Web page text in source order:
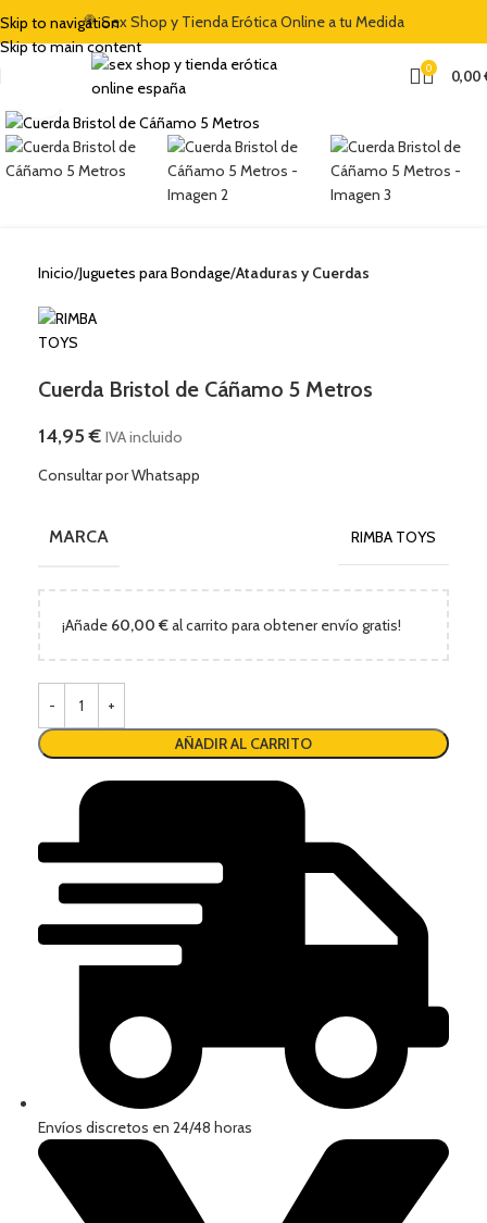
Skip to navigation
Skip to main content
🍭 Sex Shop y Tienda Erótica Online a tu Medida
0 0,00
Clic para ampliar
Inicio Juguetes para Bondage Ataduras y Cuerdas
Cuerda Bristol de Cáñamo 5 Metros
14,95€ IVA incluido
Consultar por Whatsapp
MARCA RIMBA TOYS
¡Añade 60,00 €al carrito para obtener envío gratis!
AÑADIR AL CARRITO
Envíos discretos en 24/48 horas